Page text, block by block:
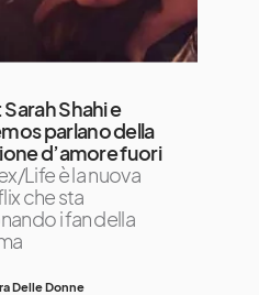
Shahi e
parlano della
d’amore fuori
Life è la nuova
che sta
i fan della
Delle Donne